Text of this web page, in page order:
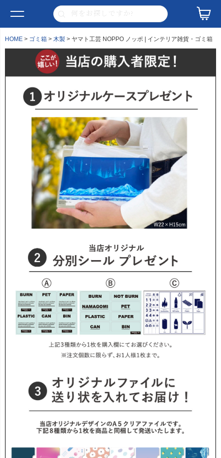
HOME ゴミ箱 木製 ヤマト工芸 NOPPO ノッポ | インテリア雑貨・ゴミ箱